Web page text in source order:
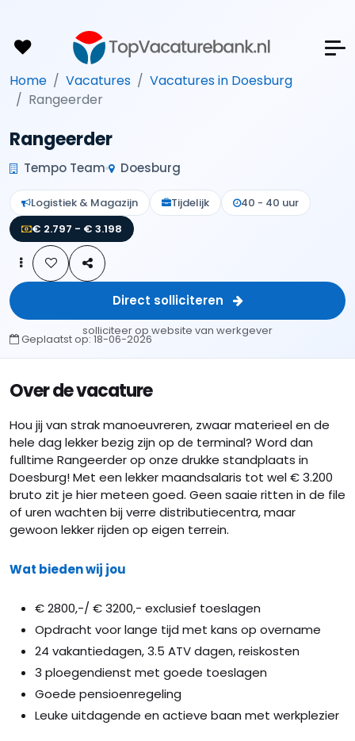
Home Vacatures
Vacatures in Doesburg
Rangeerder
Rangeerder
Tempo Team Doesburg
Logistiek & Magazijn Tijdelijk
40 - 40 uur
€ 2.797 - € 3.198
Direct solliciteren
solliciteer op website van werkgever
Geplaatst op:18-06-2026
Over de vacature
Hou jij van strak manoeuvreren, zwaar materieel en de
hele dag lekker bezig zijn op de terminal? Word dan
fulltime Rangeerder op onze drukke standplaats in
Doesburg! Met een lekker maandsalaris tot wel € 3.200
bruto zit je hier meteen goed. Geen saaie ritten in de file
of uren wachten bij verre distributiecentra, maar
gewoon lekker rijden op eigen terrein.
Wat bieden wij jou
€ 2800,-/ € 3200,- exclusief toeslagen
Opdracht voor lange tijd met kans op overname
24 vakantiedagen, 3.5 ATV dagen, reiskosten
3 ploegendienst met goede toeslagen
Goede pensioenregeling
Leuke uitdagende en actieve baan met werkplezier